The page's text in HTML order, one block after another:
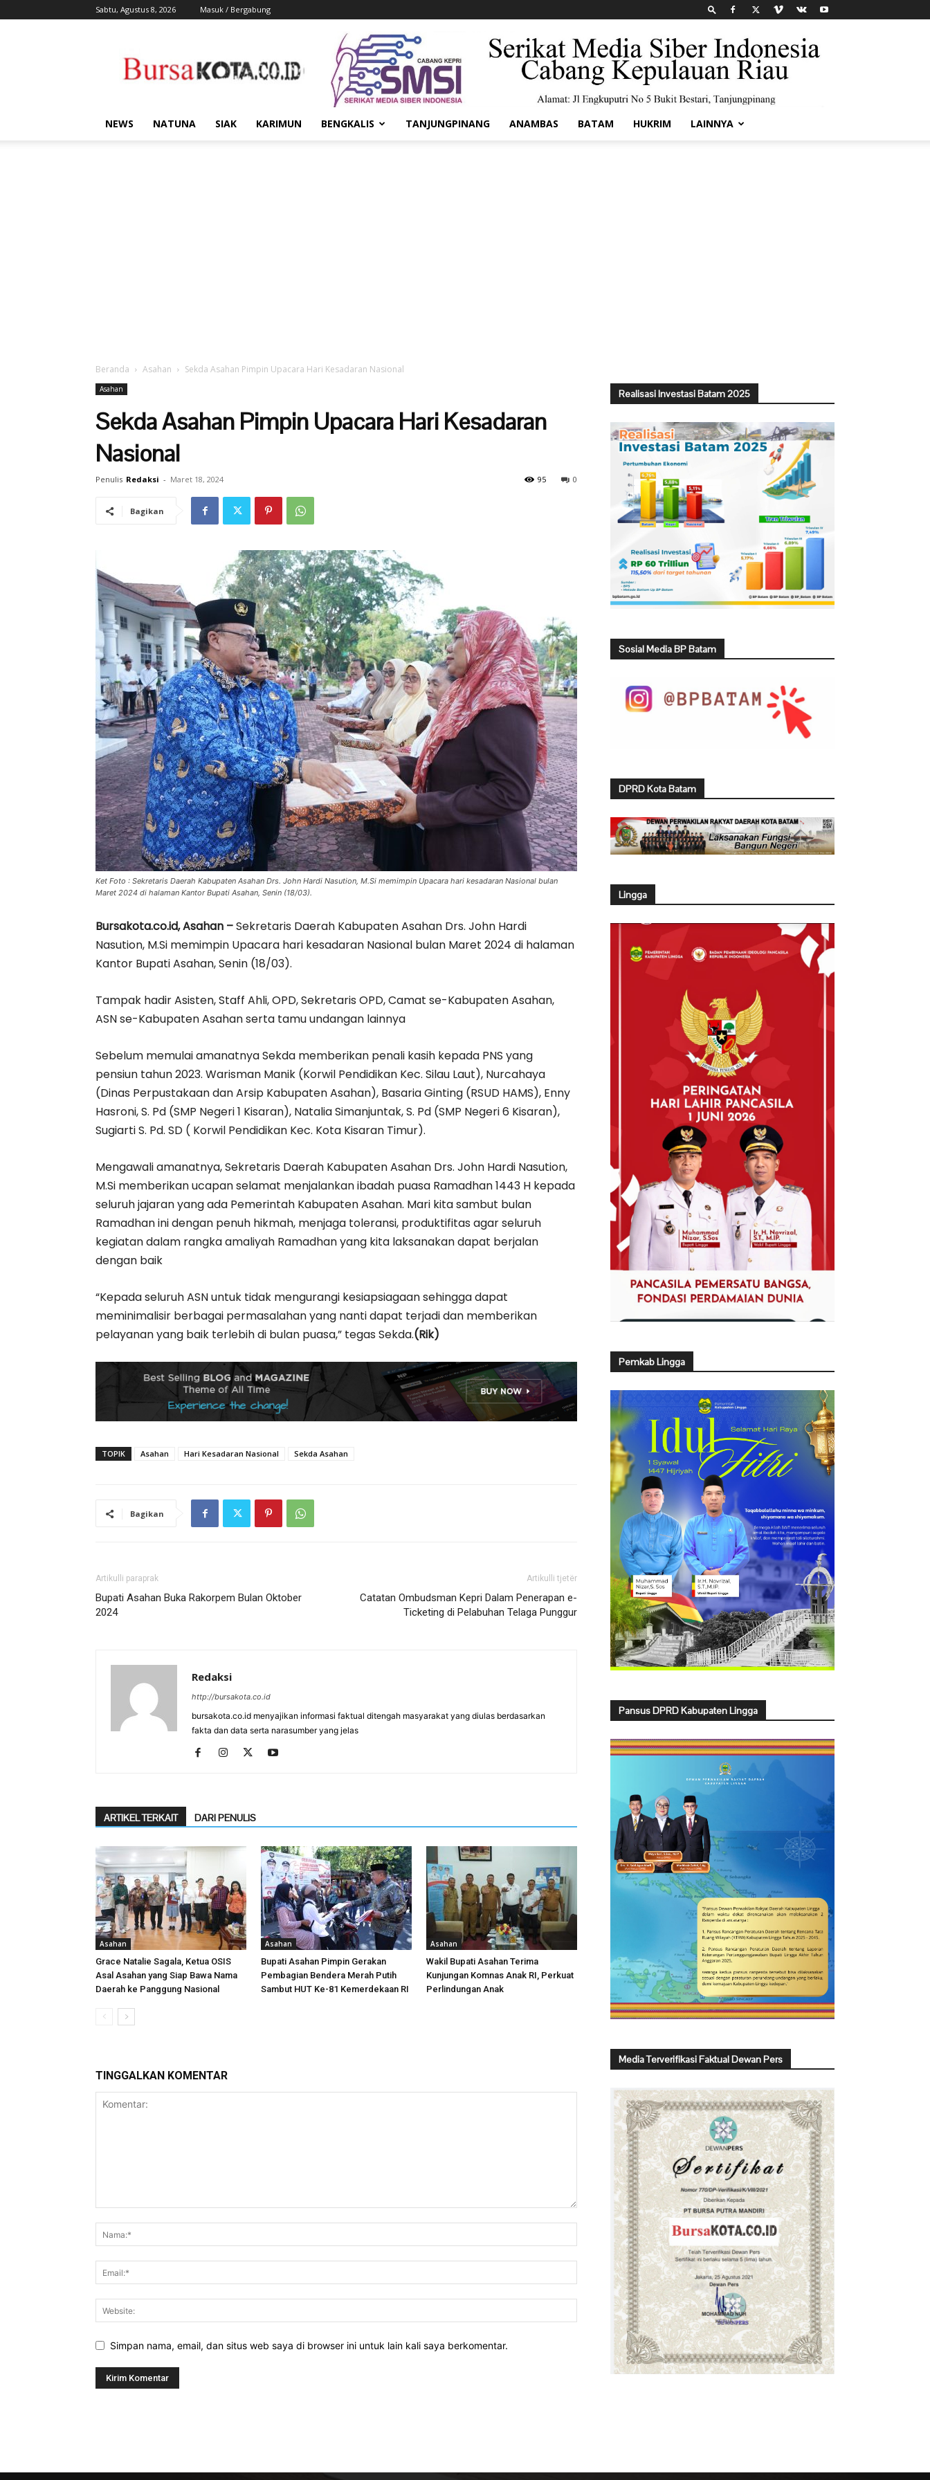
Sabtu, Agustus 8, 2026 Masuk / Bergabung
Kota
NEWS NATUNA SIAK KARIMUN BENGKALIS TANJUNGPINANG ANAMBAS BATAM HUKRIM LAINNYA
Beranda Asahan Sekda Asahan Pimpin Upacara Hari Kesadaran Nasional
Asahan
Sekda Asahan Pimpin Upacara Hari Kesadaran
Nasional
Penulis Redaksi - Maret 18, 2024 0
95
Bagikan
Ket Foto : Sekretaris Daerah Kabupaten Asahan Drs. John Hardi Nasution, M.Si memimpin Upacara hari kesadaran Nasional bulan
Maret 2024 di halaman Kantor Bupati Asahan, Senin (18/03).
Bursakota.co.id, Asahan –Sekretaris Daerah Kabupaten Asahan Drs. John Hardi
Nasution, M.Si memimpin Upacara hari kesadaran Nasional bulan Maret 2024 di halaman
Kantor Bupati Asahan, Senin (18/03).
Tampak hadir Asisten, Staff Ahli, OPD, Sekretaris OPD, Camat se-Kabupaten Asahan,
ASN se-Kabupaten Asahan serta tamu undangan lainnya
Sebelum memulai amanatnya Sekda memberikan penali kasih kepada PNS yang
pensiun tahun 2023. Warisman Manik (Korwil Pendidikan Kec. Silau Laut), Nurcahaya
(Dinas Perpustakaan dan Arsip Kabupaten Asahan), Basaria Ginting (RSUD HAMS), Enny
Hasroni, S. Pd (SMP Negeri 1 Kisaran), Natalia Simanjuntak, S. Pd (SMP Negeri 6 Kisaran),
Sugiarti S. Pd. SD ( Korwil Pendidikan Kec. Kota Kisaran Timur).
Mengawali amanatnya, Sekretaris Daerah Kabupaten Asahan Drs. John Hardi Nasution,
M.Si memberikan ucapan selamat menjalankan ibadah puasa Ramadhan 1443 H kepada
seluruh jajaran yang ada Pemerintah Kabupaten Asahan. Mari kita sambut bulan
Ramadhan ini dengan penuh hikmah, menjaga toleransi, produktifitas agar seluruh
kegiatan dalam rangka amaliyah Ramadhan yang kita laksanakan dapat berjalan
dengan baik
“Kepada seluruh ASN untuk tidak mengurangi kesiapsiagaan sehingga dapat
meminimalisir berbagai permasalahan yang nanti dapat terjadi dan memberikan
pelayanan yang baik terlebih di bulan puasa,” tegas Sekda.(Rik)
TOPIK Asahan Hari Kesadaran Nasional Sekda Asahan
Bagikan
Artikulli paraprak
Bupati Asahan Buka Rakorpem Bulan Oktober
2024
Artikulli tjetër
Catatan Ombudsman Kepri Dalam Penerapan e-
Ticketing di Pelabuhan Telaga Punggur
Redaksi
http://bursakota.co.id
bursakota.co.id menyajikan informasi faktual ditengah masyarakat yang diulas berdasarkan
fakta dan data serta narasumber yang jelas
ARTIKEL TERKAIT DARI PENULIS
Asahan
Grace Natalie Sagala, Ketua OSIS
Asal Asahan yang Siap Bawa Nama
Daerah ke Panggung Nasional
Asahan
Bupati Asahan Pimpin Gerakan
Pembagian Bendera Merah Putih
Sambut HUT Ke-81 Kemerdekaan RI
Asahan
Wakil Bupati Asahan Terima
Kunjungan Komnas Anak RI, Perkuat
Perlindungan Anak
TINGGALKAN KOMENTAR
Simpan nama, email, dan situs web saya di browser ini untuk lain kali saya berkomentar.
Realisasi Investasi Batam 2025
Sosial Media BP Batam
DPRD Kota Batam
Lingga
Pemkab Lingga
Pansus DPRD Kabupaten Lingga
Media Terverifikasi Faktual Dewan Pers